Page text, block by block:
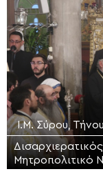
Ι.Μ. Σύρου,
Μητροπολιτικό